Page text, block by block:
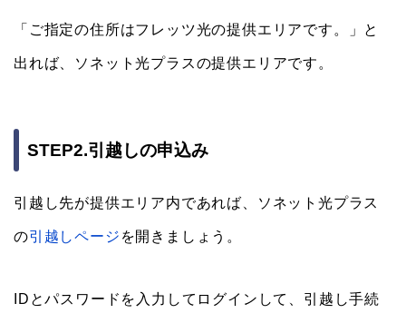
「ご指定の住所はフレッツ光の提供エリアです。」と
出れば、ソネット光プラスの提供エリアです。
STEP2.引越しの申込み
引越し先が提供エリア内であれば、ソネット光プラス
の引越しページ を開きましょう。
IDとパスワードを入力してログインして、引越し手続